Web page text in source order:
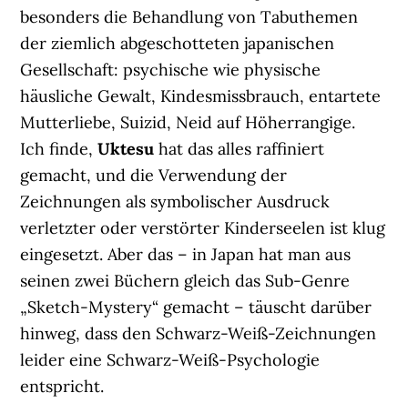
besonders die Behandlung von Tabuthemen
der ziemlich abgeschotteten japanischen
Gesellschaft: psychische wie physische
häusliche Gewalt, Kindesmissbrauch, entartete
Mutterliebe, Suizid, Neid auf Höherrangige.
Ich finde,Uktesuhat das alles raffiniert
gemacht, und die Verwendung der
Zeichnungen als symbolischer Ausdruck
verletzter oder verstörter Kinderseelen ist klug
eingesetzt. Aber das – in Japan hat man aus
seinen zwei Büchern gleich das Sub-Genre
„Sketch-Mystery“ gemacht – täuscht darüber
hinweg, dass den Schwarz-Weiß-Zeichnungen
leider eine Schwarz-Weiß-Psychologie
entspricht.